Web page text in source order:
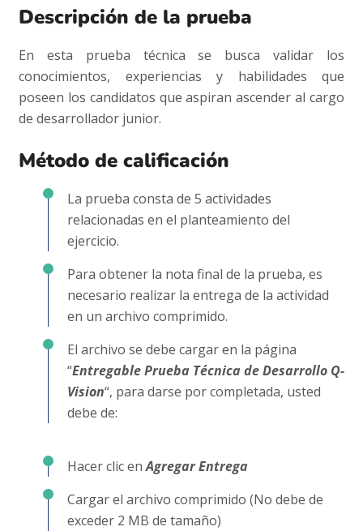
Descripción de la prueba
En esta prueba técnica se busca validar los
conocimientos, experiencias y habilidades que
poseen los candidatos que aspiran ascender al cargo
de desarrollador junior.
Método de calificación
La prueba consta de 5 actividades
relacionadas en el planteamiento del
ejercicio.
Para obtener la nota final de la prueba, es
necesario realizar la entrega de la actividad
en un archivo comprimido.
El archivo se debe cargar en la página
“Entregable Prueba Técnica de Desarrollo Q-
Vision“, para darse por completada, usted
debe de:
Hacer clic enAgregar Entrega
Cargar el archivo comprimido (No debe de
exceder 2 MB de tamaño)